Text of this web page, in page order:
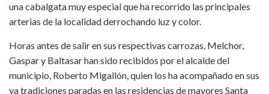
una cabalgata muy especial que ha recorrido las principales
arterias de la localidad derrochando luz y color.
Horas antes de salir en sus respectivas carrozas, Melchor,
Gaspar y Baltasar han sido recibidos por el alcalde del
municipio, Roberto Migallón, quien los ha acompañado en sus
ya tradiciones paradas en las residencias de mayores Santa